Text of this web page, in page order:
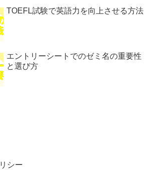
TOEFL試験で英語力を向上させる方法
エントリーシートでのゼミ名の重要性
と選び方
シー